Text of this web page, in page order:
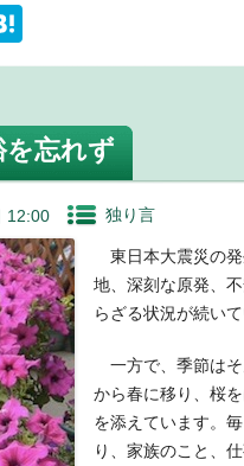
at
n
a
を忘れず
12:00 独り言
東日本大震災の発
地、深刻な原発、
らざる状況が続いて
一方で、季節はそ
から春に移り、桜
を添えています。
り、家族のこと、